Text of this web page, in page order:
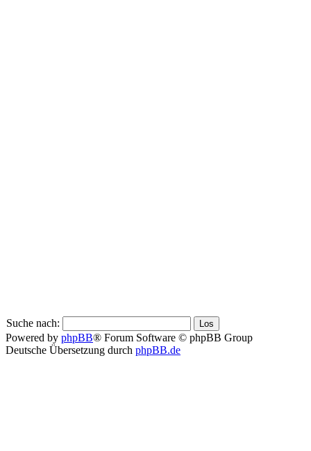
Suche nach:
Powered by phpBB® Forum Software © phpBB Group
Deutsche Übersetzung durch phpBB.de